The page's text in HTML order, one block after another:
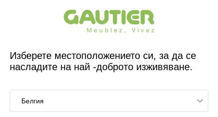
Френски дизайнер и производител на мебели за 65 години
У дома Легла